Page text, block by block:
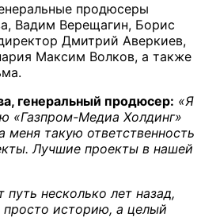
продюсеры
Вадим Верещагин, Борис
Дмитрий Аверкиев,
Максим Волков, а также
генеральный продюсер: «Я
«Газпром-Медиа Холдинг»
меня такую ответственность
Лучшие проекты в нашей
несколько лет назад,
историю, а целый